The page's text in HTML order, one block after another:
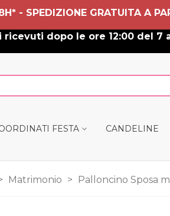
- SPEDIZIONE GRATUITA A
ricevuti dopo le ore 12:00 del
FESTA CANDELINE
Matrimonio > Palloncino Sposa